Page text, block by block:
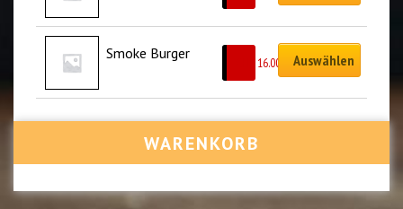
Smoke Burger
16.00 Auswählen
WARENKORB